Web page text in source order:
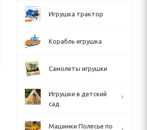
Игрушка трактор
Корабль игрушка
Самолеты игрушки
Игрушки в детский
сад
Машинки Полесье по